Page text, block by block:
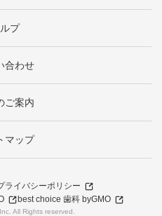
プ
合わせ
ご案内
マップ
ライバシーポリシー
best choice 歯科 byGMO
All Rights reserved.